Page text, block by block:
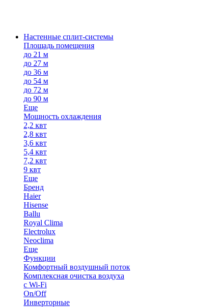
Настенные сплит-системы
Площадь помещения
до 21 м
до 27 м
до 36 м
до 54 м
до 72 м
до 90 м
Еще
Мощность охлаждения
2,2 квт
2,8 квт
3,6 квт
5,4 квт
7,2 квт
9 квт
Еще
Бренд
Haier
Hisense
Ballu
Royal Clima
Electrolux
Neoclima
Еще
Функции
Комфортный воздушный поток
Комплексная очистка воздуха
с Wi-Fi
On/Off
Инверторные